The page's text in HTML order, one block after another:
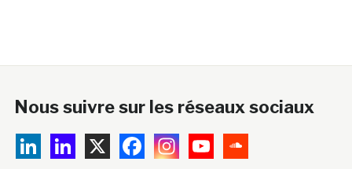
Nous suivre sur les réseaux sociaux